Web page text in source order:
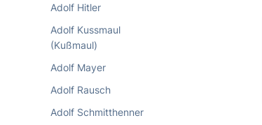
Adolf Hitler
Adolf Kussmaul
(Kußmaul)
Adolf Mayer
Adolf Rausch
Adolf Schmitthenner